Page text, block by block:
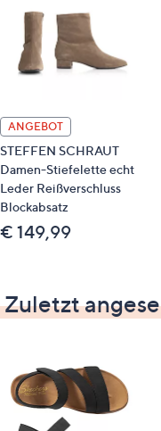
ANGEBOT
STEFFEN SCHRAUT
Damen-Stiefelette echt
Leder Reißverschluss
Blockabsatz
€ 149,99
Zuletzt